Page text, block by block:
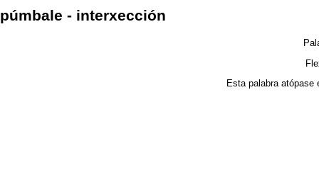
púmbale - interxección
Esta palabra atópase